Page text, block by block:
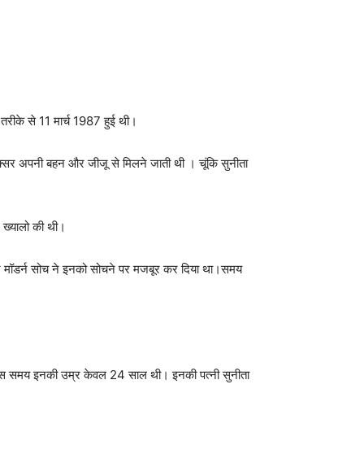
से 11 मार्च 1987 हुई थी।
अपनी बहन और जीजू से मिलने जाती थी । चूंकि सुनीता
की थी।
सोच ने इनको सोचने पर मजबूर कर दिया था।समय
समय इनकी उम्र केवल 24 साल थी। इनकी पत्नी सुनीता